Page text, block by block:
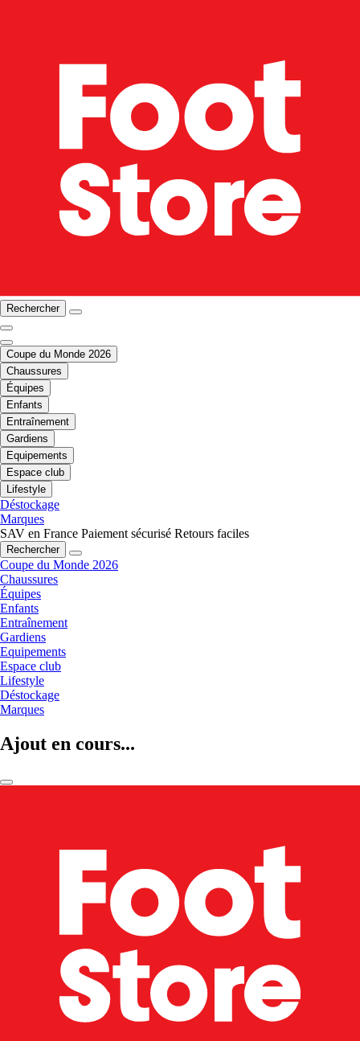
Rechercher
Coupe du Monde 2026
Chaussures
Équipes
Enfants
Entraînement
Gardiens
Equipements
Espace club
Lifestyle
Déstockage
Marques
SAV en France Paiement sécurisé Retours faciles
Rechercher
Coupe du Monde 2026
Chaussures
Équipes
Enfants
Entraînement
Gardiens
Equipements
Espace club
Lifestyle
Déstockage
Marques
Ajout en cours...